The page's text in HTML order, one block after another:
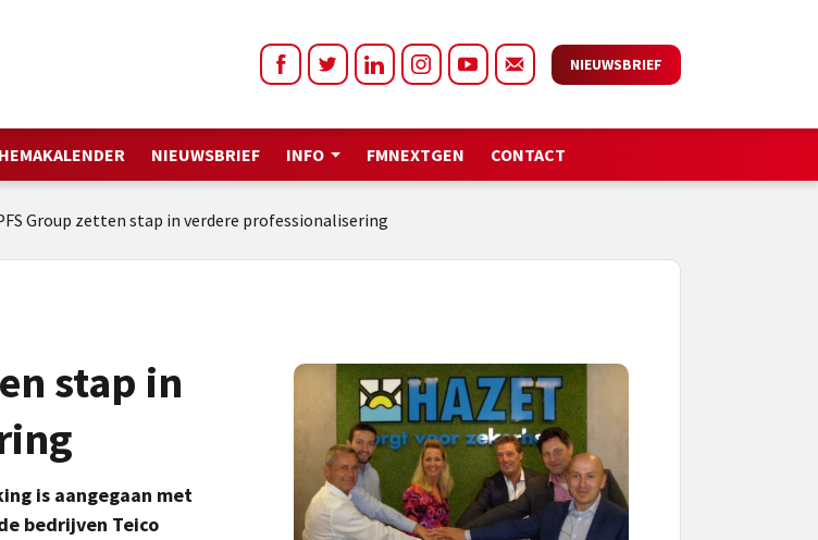
NIEUWSBRIEF
NIEUWSBRIEF INFO FMNEXTGEN CONTACT
Group zetten stap in verdere professionalisering
stap in
is aangegaan met
bedrijven Teico